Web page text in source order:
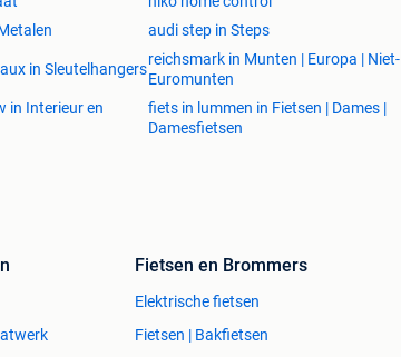
audi step in Steps
in Sleutelhangers
reichsmark in Munten | Europa | Niet-
Euromunten
in Interieur en
fiets in lummen in Fietsen | Dames |
Damesfietsen
Fietsen en Brommers
Elektrische fietsen
Fietsen | Bakfietsen